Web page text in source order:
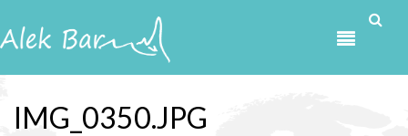
IMG_0350.JPG